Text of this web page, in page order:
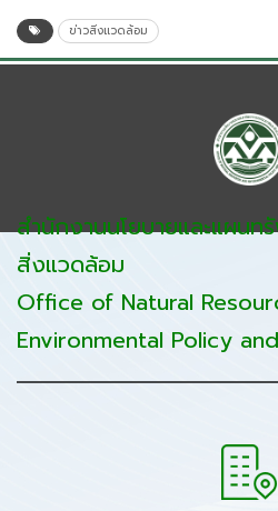
ข่าวสิ่งแวดล้อม
สำนักงานนโยบายและแผนท
สิ่งแวดล้อม
Office of Natural
Environmental Policy